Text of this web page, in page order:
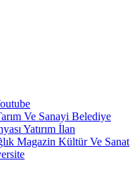
Ve Sanayi Belediye
Yatırım İlan
Magazin Kültür Ve Sanat